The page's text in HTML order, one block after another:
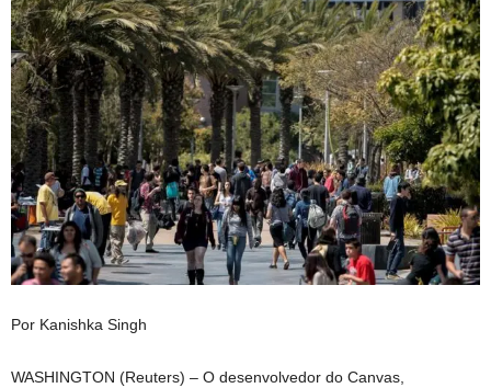
Por Kanishka Singh
WASHINGTON (Reuters) – O desenvolvedor do Canvas,